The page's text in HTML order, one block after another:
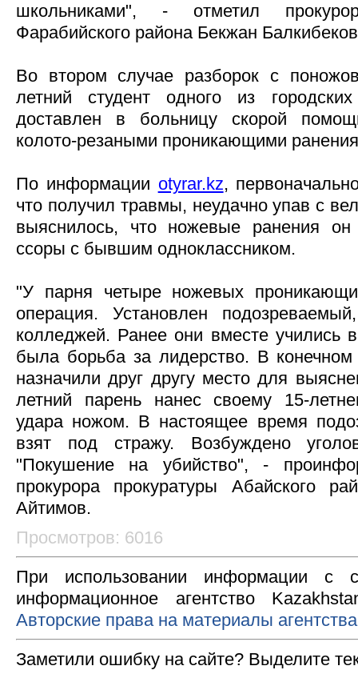
школьниками", - отметил
Фарабийского района Бекжан
Во втором случае разборок с
летний студент одного из
доставлен в больницу скорой
колото-резаными проникающими
По информации otyrar.kz,
что получил травмы, неудачно упав с
выяснилось, что ножевые ранения он
ссоры с бывшим одноклассником.
"У парня четыре ножевых
операция. Установлен
колледжей. Ранее они вместе учились
была борьба за лидерство. В конечном
назначили друг другу место для
летний парень нанес своему 15-
удара ножом. В настоящее время
взят под стражу. Возбуждено
"Покушение на убийство", -
прокурора прокуратуры Абайского
Айтимов.
Просмотров: 6016
При использовании информации с
информационное агентство
Авторские права на материалы
Заметили ошибку на сайте? Выделите